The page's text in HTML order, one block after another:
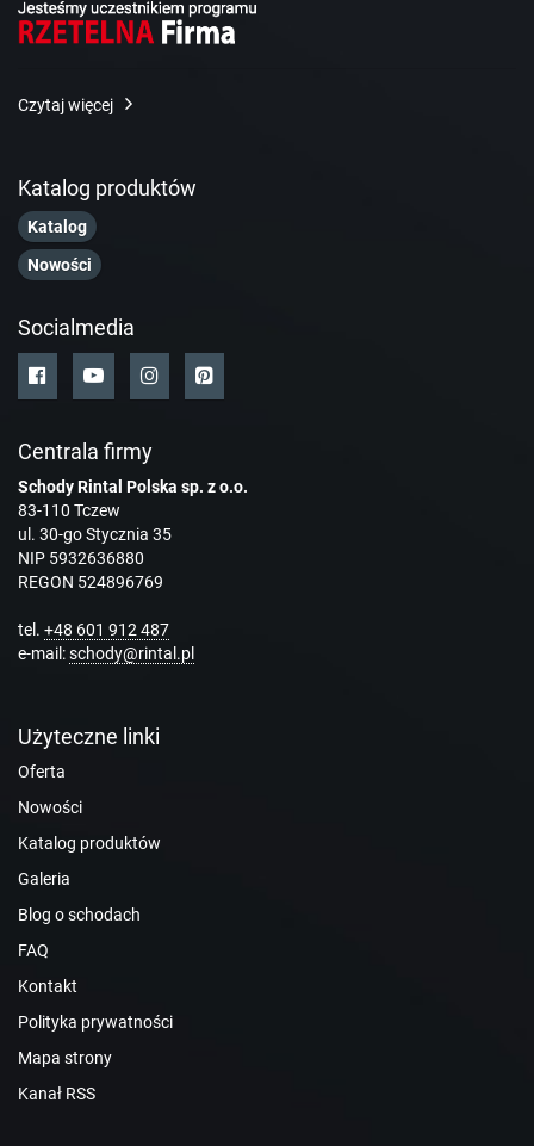
Czytaj więcej
Katalog produktów
Katalog
Nowości
Socialmedia
Centrala firmy
Schody Rintal Polska sp. z o.o.
83-110 Tczew
ul. 30-go Stycznia 35
NIP 5932636880
REGON 524896769
tel. +48 601 912 487
e-mail:schody@rintal.pl
Użyteczne linki
Oferta
Nowości
Katalog produktów
Galeria
Blog o schodach
FAQ
Kontakt
Polityka prywatności
Mapa strony
Kanał RSS